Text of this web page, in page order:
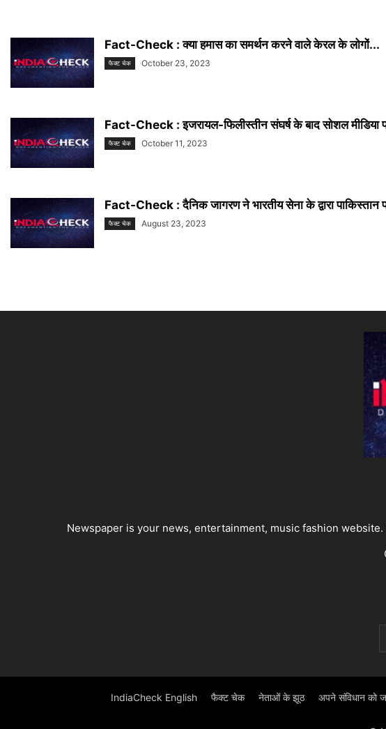
Fact-Check : क्या हमास का समर्थन करने वाले केरल के लोगों...
फैक्ट चेक October 23, 2023
Fact-Check : इजरायल-फिलीस्तीन संघर्ष के बाद सोशल मीडिया
फैक्ट चेक October 11, 2023
Fact-Check : दैनिक जागरण ने भारतीय सेना के द्वारा पाकिस्तान
फैक्ट चेक August 23, 2023
Newspaper is your news, entertainment, music fashion
IndiaCheck English फैक्ट चेक नेताओं के झूठ अपने संविधान को